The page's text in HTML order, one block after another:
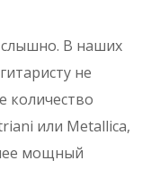
В наших
не
количество
или Metallica,
мощный